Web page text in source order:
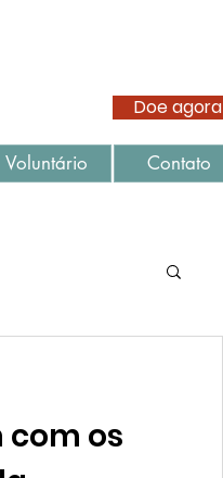
Doe agora
Voluntário Contato
com os